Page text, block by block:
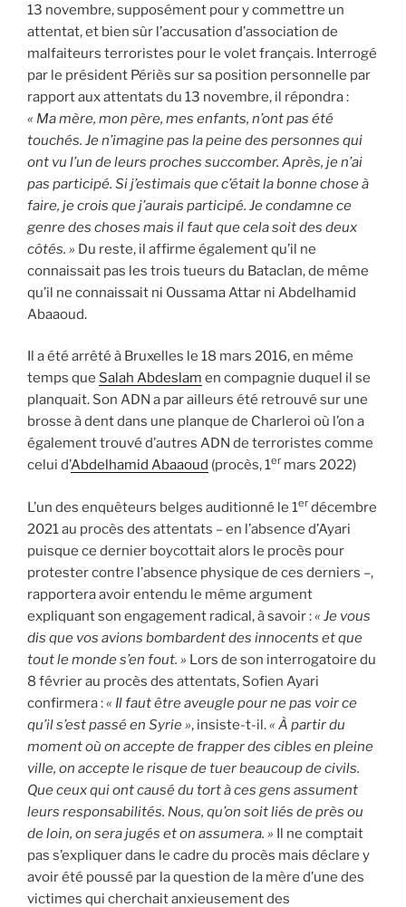
13 novembre, supposément pour y commettre un
attentat, et bien sûr l’accusation d’association de
malfaiteurs terroristes pour le volet français. Interrogé
par le président Périès sur sa position personnelle par
rapport aux attentats du 13 novembre, il répondra :
« Ma mère, mon père, mes enfants, n’ont pas été
touchés. Je n’imagine pas la peine des personnes qui
ont vu l’un de leurs proches succomber. Après, je n’ai
pas participé. Si j’estimais que c’était la bonne chose à
faire, je crois que j’aurais participé. Je condamne ce
genre des choses mais il faut que cela soit des deux
côtés. » Du reste, il affirme également qu’il ne
connaissait pas les trois tueurs du Bataclan, de même
qu’il ne connaissait ni Oussama Attar ni Abdelhamid
Abaaoud.
Il a été arrêté à Bruxelles le 18 mars 2016, en même
temps que Salah Abdeslam en compagnie duquel il se
planquait. Son ADN a par ailleurs été retrouvé sur une
brosse à dent dans une planque de Charleroi où l’on a
également trouvé d’autres ADN de terroristes comme
celui d’Abdelhamid Abaaoud (procès, 1er mars 2022)
L’un des enquêteurs belges auditionné le 1er décembre
2021 au procès des attentats – en l’absence d’Ayari
puisque ce dernier boycottait alors le procès pour
protester contre l’absence physique de ces derniers –,
rapportera avoir entendu le même argument
expliquant son engagement radical, à savoir :« Je vous
dis que vos avions bombardent des innocents et que
tout le monde s’en fout. » Lors de son interrogatoire du
8 février au procès des attentats, Sofien Ayari
confirmera :« Il faut être aveugle pour ne pas voir ce
qu’il s’est passé en Syrie », insiste-t-il.« À partir du
moment où on accepte de frapper des cibles en pleine
ville, on accepte le risque de tuer beaucoup de civils.
Que ceux qui ont causé du tort à ces gens assument
leurs responsabilités. Nous, qu’on soit liés de près ou
de loin, on sera jugés et on assumera. » Il ne comptait
pas s’expliquer dans le cadre du procès mais déclare y
avoir été poussé par la question de la mère d’une des
victimes qui cherchait anxieusement des